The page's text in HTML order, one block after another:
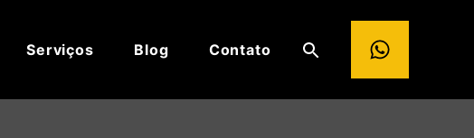
Serviços Blog Contato